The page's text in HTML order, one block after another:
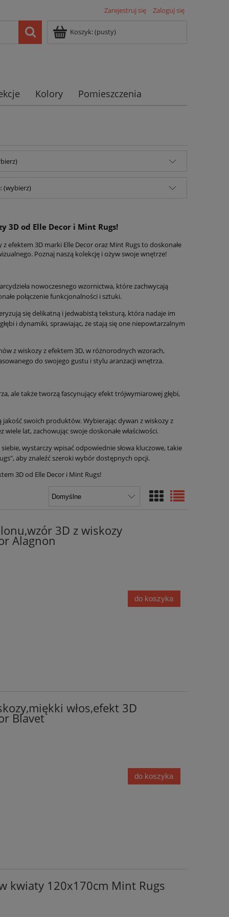
Zarejestruj się Zaloguj się
Koszyk:(pusty)
Kolory Pomieszczenia
(wybierz)
3D od Elle Decor i Mint Rugs!
efektem 3D marki Elle Decor oraz Mint Rugs to doskonałe
Poznaj naszą kolekcję i ożyw swoje wnętrze!
nowoczesnego wzornictwa, które zachwycają
połączenie funkcjonalności i sztuki.
się delikatną i jedwabistą teksturą, która nadaje im
i dynamiki, sprawiając, że stają się one niepowtarzalnym
z wiskozy z efektem 3D, w różnorodnych wzorach,
do swojego gustu i stylu aranżacji wnętrza.
ale także tworzą fascynujący efekt trójwymiarowej głębi,
jakość swoich produktów. Wybierając dywan z wiskozy z
lat, zachowując swoje doskonałe właściwości.
wystarczy wpisać odpowiednie słowa kluczowe, takie
aby znaleźć szeroki wybór dostępnych opcji.
3D od Elle Decor i Mint Rugs!
3D z wiskozy
Alagnon
do koszyka
włos,efekt 3D
Blavet
do koszyka
kwiaty 120x170cm Mint Rugs